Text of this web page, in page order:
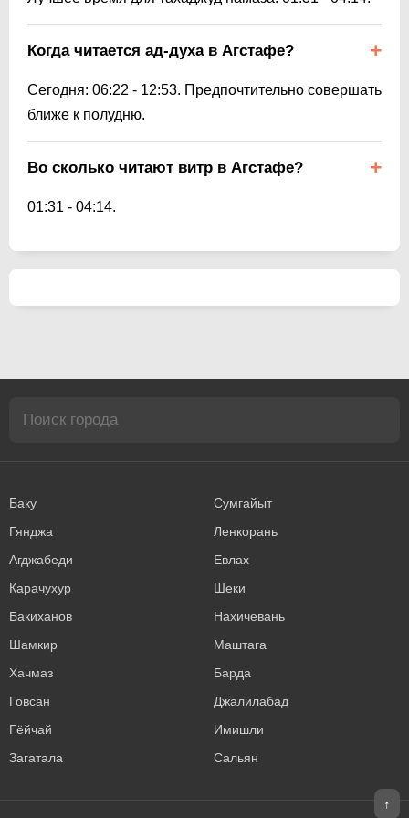
Когда читается ад-духа в Агстафе?
Сегодня: 06:22 - 12:53. Предпочтительно совершать
ближе к полудню.
Во сколько читают витр в Агстафе?
01:31 - 04:14.
Баку
Сумгайыт
Гянджа
Ленкорань
Агджабеди
Евлах
Карачухур
Шеки
Бакиханов
Нахичевань
Шамкир
Маштага
Хачмаз
Барда
Говсан
Джалилабад
Гёйчай
Имишли
Загатала
Сальян
↑